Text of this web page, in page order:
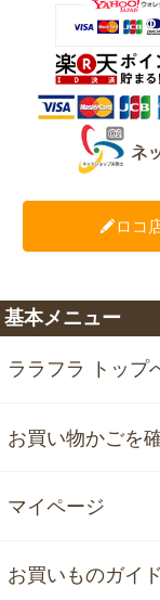
ロコ
基本メニュー
ララフラ トップ
お買い物かごを
マイページ
お買いものガイド